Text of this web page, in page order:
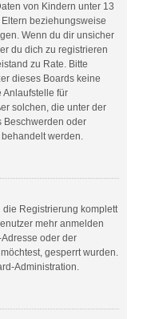
von Kindern unter 13
beziehungsweise
Wenn du dir unsicher
du dich zu registrieren
zu Rate. Bitte
dieses Boards keine
Anlaufstelle für
solchen, die unter der
Beschwerden oder
werden.
die Registrierung komplett
mehr anmelden
oder der
gesperrt wurden.
Administration.